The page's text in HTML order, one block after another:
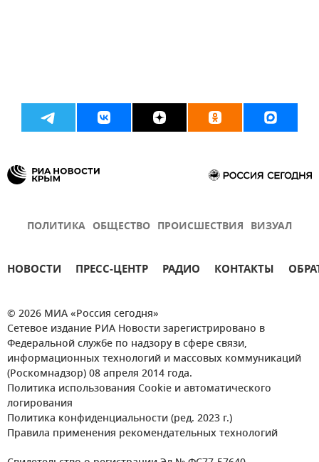
ПОЛИТИКА ОБЩЕСТВО ПРОИСШЕСТВИЯ ВИЗУАЛ
НОВОСТИ ПРЕСС-ЦЕНТР РАДИО КОНТАКТЫ
© 2026 МИА «Россия сегодня»
Сетевое издание РИА Новости зарегистрировано в
Федеральной службе по надзору в сфере связи,
информационных технологий и массовых коммуникаций
(Роскомнадзор) 08 апреля 2014 года.
Политика использования Cookie и автоматического
логирования
Политика конфиденциальности (ред. 2023 г.)
Правила применения рекомендательных технологий